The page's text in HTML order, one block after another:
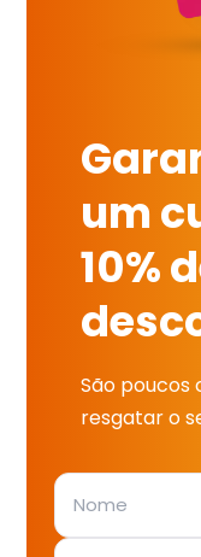
um
10%
São poucos
resgatar o